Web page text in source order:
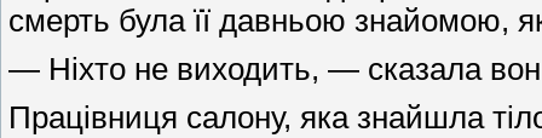
смерть була її давньою знайомою,
— Ніхто не виходить, — сказала
Працівниця салону, яка знайшла